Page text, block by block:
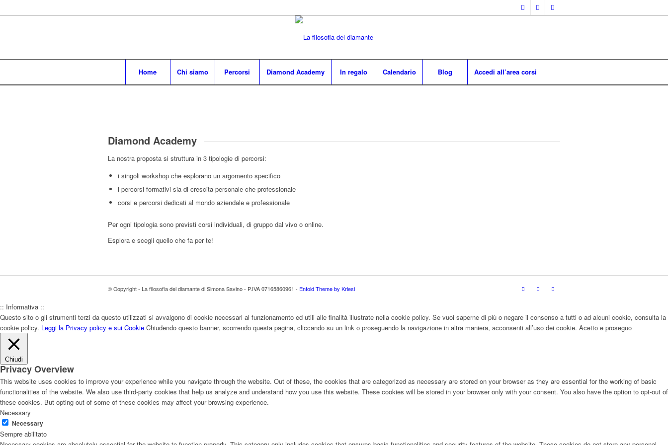
Home Chi siamo Percorsi Diamond Academy In regalo Calendario Blog Accedi all’area corsi
Diamond Academy
La nostra proposta si struttura in 3 tipologie di percorsi:
i singoli workshop che esplorano un argomento specifico
i percorsi formativi sia di crescita personale che professionale
corsi e percorsi dedicati al mondo aziendale e professionale
Per ogni tipologia sono previsti corsi individuali, di gruppo dal vivo o online.
Esplora e scegli quello che fa per te!
© Copyright - La filosofia del diamante di Simona Savino - P.IVA 07165860961 - Enfold Theme by Kriesi
:: Informativa ::
Questo sito o gli strumenti terzi da questo utilizzati si avvalgono di cookie necessari al funzionamento ed utili alle finalità illustrate nella cookie policy. Se vuoi saperne di più o negare il consenso a tutti o ad alcuni cookie, consulta la
cookie policy. Leggi la Privacy policy e sui Cookie Chiudendo questo banner, scorrendo questa pagina, cliccando su un link o proseguendo la navigazione in altra maniera, acconsenti all’uso dei cookie. Acetto e proseguo
Chiudi
Privacy Overview
This website uses cookies to improve your experience while you navigate through the website. Out of these, the cookies that are categorized as necessary are stored on your browser as they are essential for the working of basic
functionalities of the website. We also use third-party cookies that help us analyze and understand how you use this website. These cookies will be stored in your browser only with your consent. You also have the option to opt-out of
these cookies. But opting out of some of these cookies may affect your browsing experience.
Necessary
Necessary
Sempre abilitato